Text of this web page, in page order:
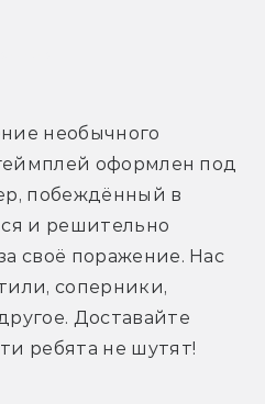
необычного
оформлен под
побеждённый в
и решительно
своё поражение. Нас
соперники,
Доставайте
ребята не шутят!